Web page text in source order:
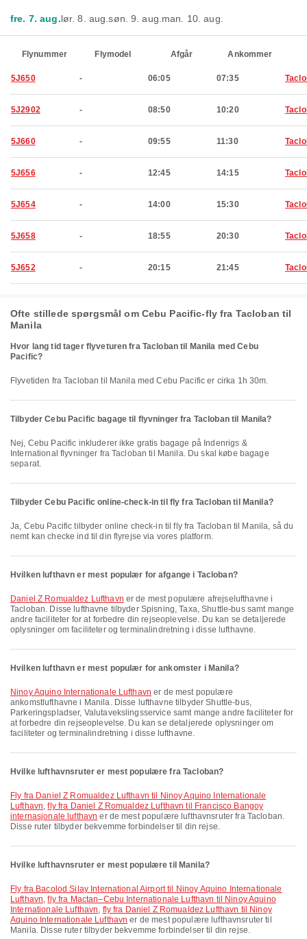
fre. 7. aug.lør. 8. aug.søn. 9. aug. man. 10. aug.
Flynummer Flymodel Afgår Ankommer
5J650 - 06:05 07:35
5J2902 - 08:50 10:20
5J660 - 09:55 11:30
5J656 - 12:45 14:15
5J654 - 14:00 15:30
5J658 - 18:55 20:30
5J652 - 20:15 21:45
Ofte stillede spørgsmål om Cebu Pacific-fly fra Tacloban til
Manila
Hvor lang tid tager flyveturen fra Tacloban til Manila med Cebu
Pacific?
Flyvetiden fra Tacloban til Manila med Cebu Pacific er cirka 1h 30m.
Tilbyder Cebu Pacific bagage til flyvninger fra Tacloban til Manila?
Nej, Cebu Pacific inkluderer ikke gratis bagage på Indenrigs &
International flyvninger fra Tacloban til Manila. Du skal købe bagage
separat.
Tilbyder Cebu Pacific online-check-in til fly fra Tacloban til Manila?
Ja, Cebu Pacific tilbyder online check-in til fly fra Tacloban til Manila, så du
nemt kan checke ind til din flyrejse via vores platform.
Hvilken lufthavn er mest populær for afgange i Tacloban?
Daniel Z Romualdez Lufthavn er de mest populære afrejselufthavne i
Tacloban. Disse lufthavne tilbyder Spisning, Taxa, Shuttle-bus samt mange
andre faciliteter for at forbedre din rejseoplevelse. Du kan se detaljerede
oplysninger om faciliteter og terminalindretning i disse lufthavne.
Hvilken lufthavn er mest populær for ankomster i Manila?
Ninoy Aquino Internationale Lufthavn er de mest populære
ankomstlufthavne i Manila. Disse lufthavne tilbyder Shuttle-bus,
Parkeringspladser, Valutavekslingsservice samt mange andre faciliteter for
at forbedre din rejseoplevelse. Du kan se detaljerede oplysninger om
faciliteter og terminalindretning i disse lufthavne.
Hvilke lufthavnsruter er mest populære fra Tacloban?
fly fra Daniel Z Romualdez Lufthavn til Ninoy Aquino Internationale
Lufthavn,fly fra Daniel Z Romualdez Lufthavn til Francisco Bangoy
internasjonale lufthavn er de mest populære lufthavnsruter fra Tacloban.
Disse ruter tilbyder bekvemme forbindelser til din rejse.
Hvilke lufthavnsruter er mest populære til Manila?
fly fra Bacolod Silay International Airport til Ninoy Aquino Internationale
Lufthavn,fly fra Mactan–Cebu Internationale Lufthavn til Ninoy Aquino
Internationale Lufthavn, fly fra Daniel Z Romualdez Lufthavn til Ninoy
Aquino Internationale Lufthavn er de mest populære lufthavnsruter til
Manila. Disse ruter tilbyder bekvemme forbindelser til din rejse.